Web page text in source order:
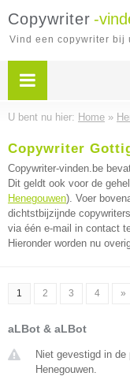
Copywriter -
Vind een copywriter bij
U bent nu hier: Home »
Copywriter
Copywriter-vinden.be
Dit geldt ook voor de
Henegouwen). Voer
dichtstbijzijnde
via één e-mail in contact
Hieronder worden nu
1 2 3 4 »
aLBot & aLBot
Niet gevestigd in
Henegouwen.